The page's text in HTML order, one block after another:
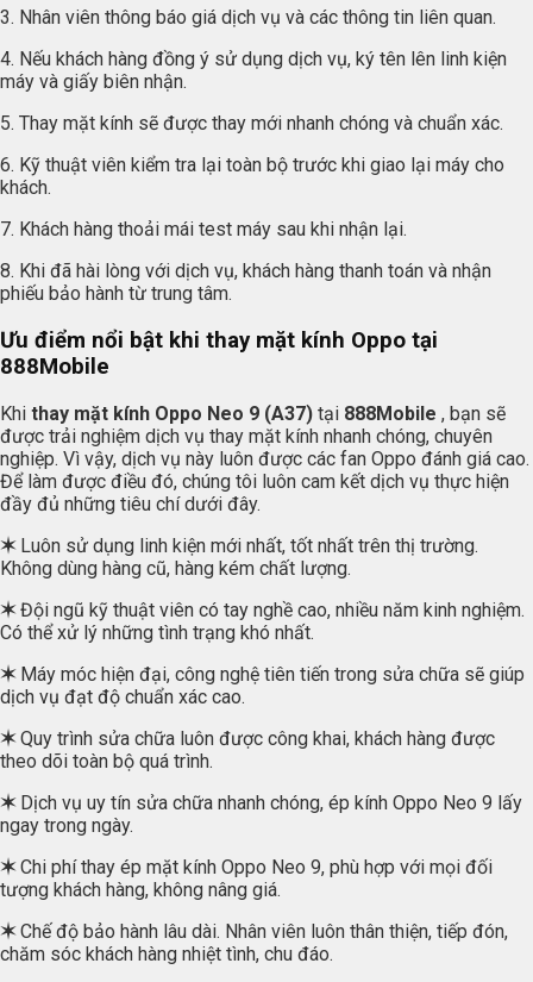
3. Nhân viên thông báo giá dịch vụ và các thông tin liên quan.
4. Nếu khách hàng đồng ý sử dụng dịch vụ, ký tên lên linh kiện
máy và giấy biên nhận.
5. Thay mặt kính sẽ được thay mới nhanh chóng và chuẩn xác.
6. Kỹ thuật viên kiểm tra lại toàn bộ trước khi giao lại máy cho
khách.
7. Khách hàng thoải mái test máy sau khi nhận lại.
8. Khi đã hài lòng với dịch vụ, khách hàng thanh toán và nhận
phiếu bảo hành từ trung tâm.
Ưu điểm nổi bật khi thay mặt kính Oppo tại
888Mobile
Khi thay mặt kính Oppo Neo 9 (A37) tại 888Mobile , bạn sẽ
được trải nghiệm dịch vụ thay mặt kính nhanh chóng, chuyên
nghiệp. Vì vậy, dịch vụ này luôn được các fan Oppo đánh giá cao.
Để làm được điều đó, chúng tôi luôn cam kết dịch vụ thực hiện
đầy đủ những tiêu chí dưới đây.
✶ Luôn sử dụng linh kiện mới nhất, tốt nhất trên thị trường.
Không dùng hàng cũ, hàng kém chất lượng.
✶Đội ngũ kỹ thuật viên có tay nghề cao, nhiều năm kinh nghiệm.
Có thể xử lý những tình trạng khó nhất.
✶ Máy móc hiện đại, công nghệ tiên tiến trong sửa chữa sẽ giúp
dịch vụ đạt độ chuẩn xác cao.
✶Quy trình sửa chữa luôn được công khai, khách hàng được
theo dõi toàn bộ quá trình.
✶Dịch vụ uy tín sửa chữa nhanh chóng, ép kính Oppo Neo 9 lấy
ngay trong ngày.
✶Chi phí thay ép mặt kính Oppo Neo 9, phù hợp với mọi đối
tượng khách hàng, không nâng giá.
✶Chế độ bảo hành lâu dài. Nhân viên luôn thân thiện, tiếp đón,
chăm sóc khách hàng nhiệt tình, chu đáo.